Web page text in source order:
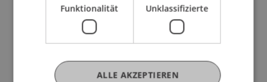
Prof. Dr. Daniel Stockhammer
Beteiligte Einrichtungen
Funktionalität Unklassifizierte
ALLE AKZEPTIEREN